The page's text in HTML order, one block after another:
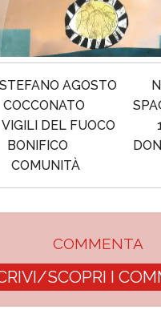
STEFANO AGOSTO
COCCONATO
VIGILI DEL FUOCO
BONIFICO
COMUNITÀ
COMMENTA
SCOPRI I